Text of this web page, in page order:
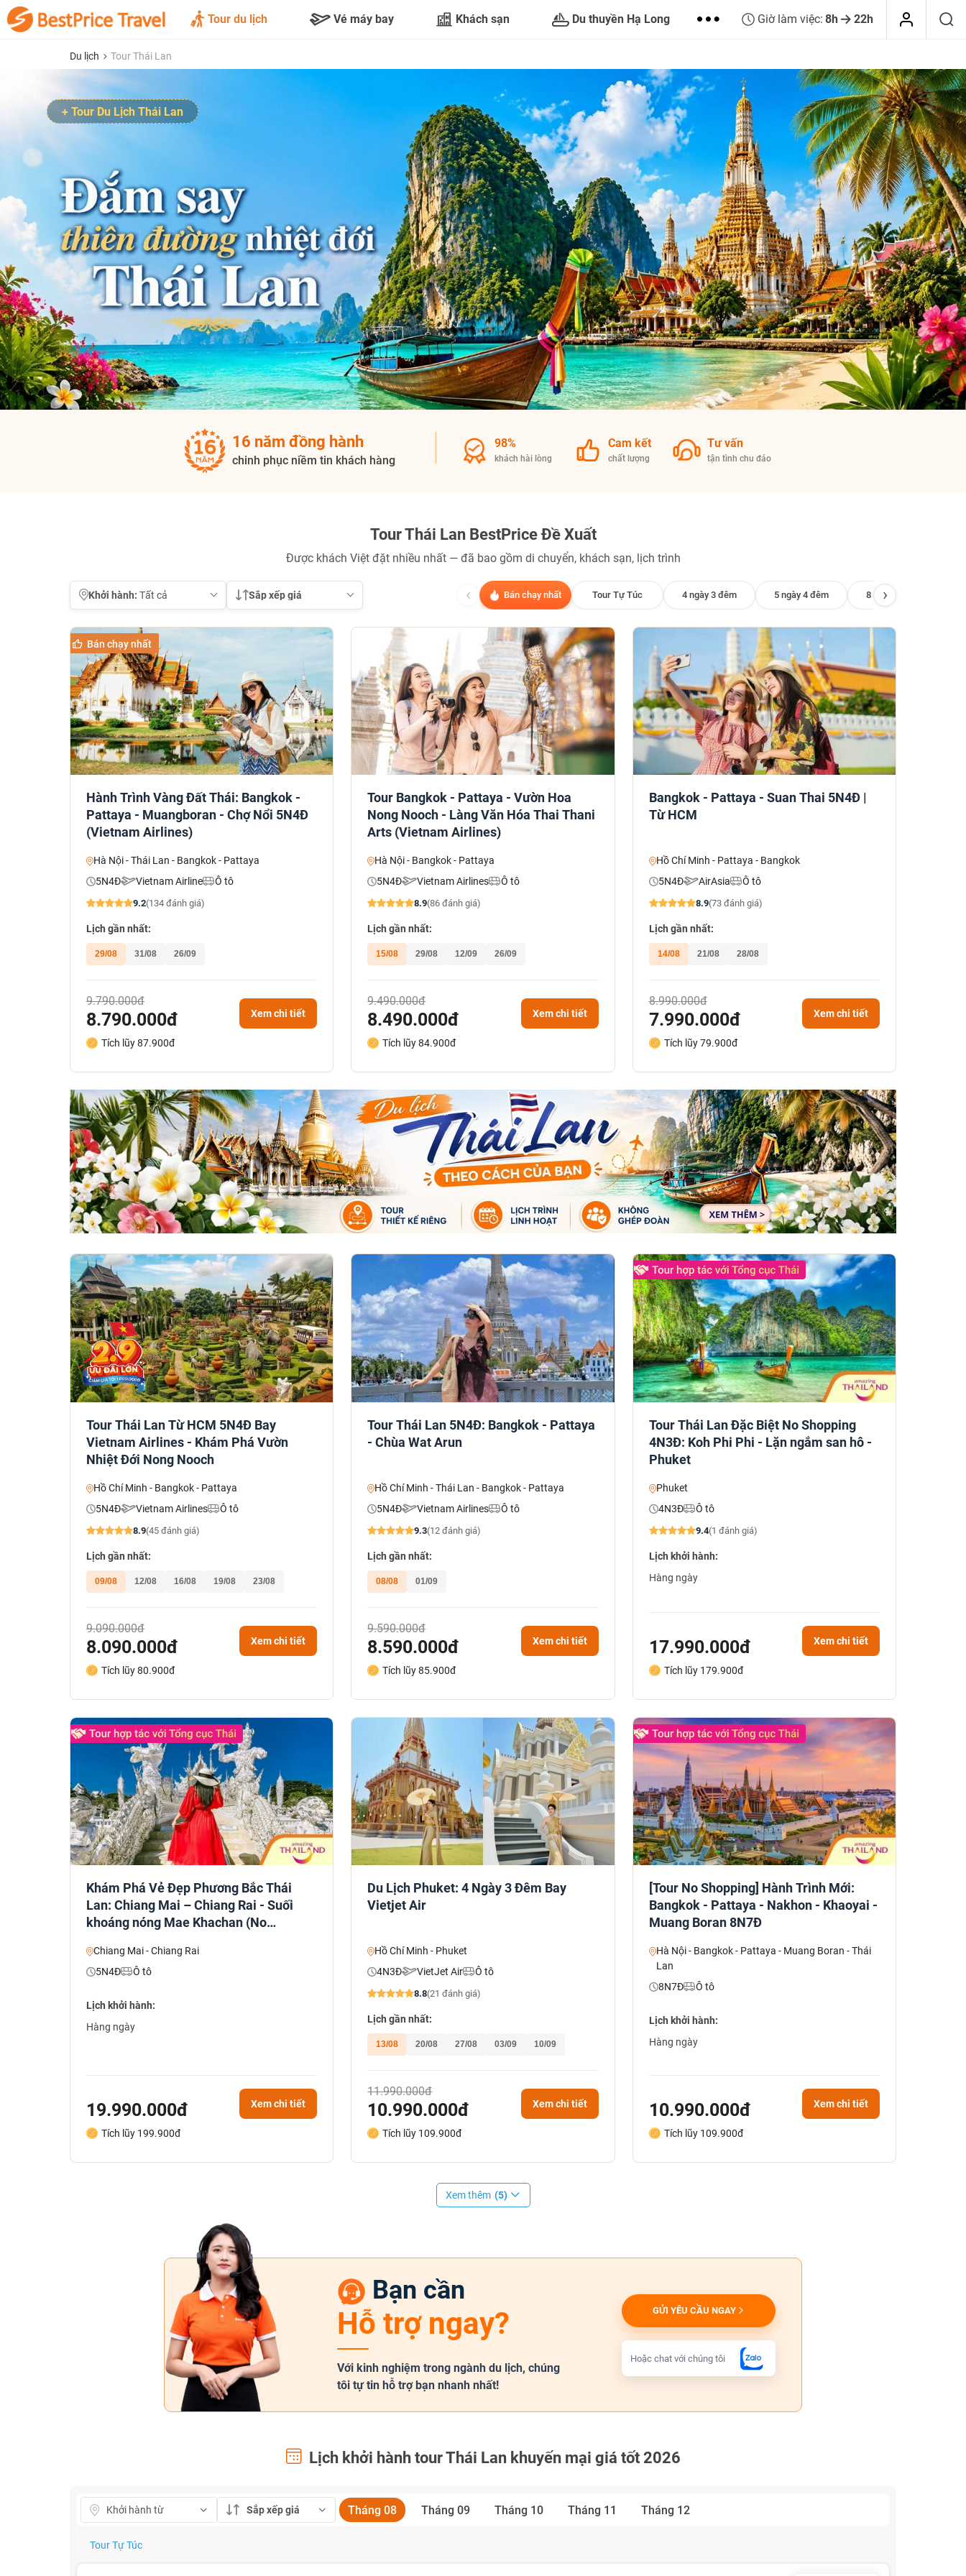
Tour du lịch Vé máy bay Khách sạn Du thuyền Hạ Long Giờ làm việc: 8h 22h
Du lịch Tour Thái Lan
+ Tour Du Lịch Thái Lan
16 năm đồng hành
chinh phục niềm tin khách hàng
98%
khách hài lòng
Cam kết
chất lượng
Tư vấn
tận tình chu đáo
Tour Thái Lan BestPrice Đề Xuất
Được khách Việt đặt nhiều nhất — đã bao gồm di chuyển, khách sạn, lịch trình
Khởi hành: Sắp xếp giá ‹ Bán chạy nhất Tour Tự Túc 4 ngày 3 đêm 5 ngày 4 đêm 8 ngày 7 đêm
›
Bán chạy nhất
Hành Trình Vàng Đất Thái: Bangkok -
Pattaya - Muangboran - Chợ Nổi 5N4Đ
(Vietnam Airlines)
Hà Nội - Thái Lan - Bangkok - Pattaya
5N4Đ
Vietnam Airline Ô tô
9.2(134 đánh giá)
Lịch gần nhất:
29/08 31/08 26/09
9.790.000đ
8.790.000đ Xem chi tiết
Tích lũy 87.900đ
Tour Bangkok - Pattaya - Vườn Hoa
Nong Nooch - Làng Văn Hóa Thai Thani
Arts (Vietnam Airlines)
Hà Nội - Bangkok - Pattaya
5N4Đ
Vietnam Airlines Ô tô
8.9(86 đánh giá)
Lịch gần nhất:
15/08 29/08 12/09 26/09
9.490.000đ
8.490.000đ Xem chi tiết
Tích lũy 84.900đ
Bangkok - Pattaya - Suan Thai 5N4Đ |
Từ HCM
Hồ Chí Minh - Pattaya - Bangkok
5N4Đ
AirAsia Ô tô
8.9(73 đánh giá)
Lịch gần nhất:
14/08 21/08 28/08
8.990.000đ
7.990.000đ Xem chi tiết
Tích lũy 79.900đ
Tour Thái Lan Từ HCM 5N4Đ Bay
Vietnam Airlines - Khám Phá Vườn
Nhiệt Đới Nong Nooch
Hồ Chí Minh - Bangkok - Pattaya
5N4Đ
Vietnam Airlines Ô tô
8.9(45 đánh giá)
Lịch gần nhất:
09/08 12/08 16/08 19/08 23/08
9.090.000đ
8.090.000đ Xem chi tiết
Tích lũy 80.900đ
Tour Thái Lan 5N4Đ: Bangkok - Pattaya
- Chùa Wat Arun
Hồ Chí Minh - Thái Lan - Bangkok - Pattaya
5N4Đ
Vietnam Airlines Ô tô
9.3(12 đánh giá)
Lịch gần nhất:
08/08 01/09
9.590.000đ
8.590.000đ Xem chi tiết
Tích lũy 85.900đ
Tour Thái Lan Đặc Biệt No Shopping
4N3Đ: Koh Phi Phi - Lặn ngắm san hô -
Phuket
Phuket
4N3Đ
Ô tô
9.4(1 đánh giá)
Lịch khởi hành:
Hàng ngày
17.990.000đ Xem chi tiết
Tích lũy 179.900đ
Khám Phá Vẻ Đẹp Phương Bắc Thái
Lan: Chiang Mai – Chiang Rai - Suối
khoáng nóng Mae Khachan (No
Chiang Mai - Chiang Rai
5N4Đ
Ô tô
Lịch khởi hành:
Hàng ngày
19.990.000đ Xem chi tiết
Tích lũy 199.900đ
Du Lịch Phuket: 4 Ngày 3 Đêm Bay
Vietjet Air
Hồ Chí Minh - Phuket
4N3Đ
VietJet Air Ô tô
8.8(21 đánh giá)
Lịch gần nhất:
13/08 20/08 27/08 03/09 10/09
11.990.000đ
10.990.000đ Xem chi tiết
Tích lũy 109.900đ
[Tour No Shopping] Hành Trình Mới:
Bangkok - Pattaya - Nakhon - Khaoyai -
Muang Boran 8N7Đ
Hà Nội - Bangkok - Pattaya - Muang Boran - Thái
Lan
8N7Đ
Ô tô
Lịch khởi hành:
Hàng ngày
10.990.000đ Xem chi tiết
Tích lũy 109.900đ
Xem thêm (5)
Bạn cần
Hỗ trợ ngay?
Với kinh nghiệm trong ngành du lịch, chúng
tôi tự tin hỗ trợ bạn nhanh nhất!
GỬI YÊU CẦU NGAY
Hoặc chat với chúng tôi
Lịch khởi hành tour Thái Lan khuyến mại giá tốt 2026
Sắp xếp giá Tháng 08 Tháng 09 Tháng 10 Tháng 11 Tháng 12
Tour Tự Túc
TƯ VẤN NGAY
TƯ VẤN NGAY
Gửi yêu cầu
Nhận ưu đãi ngay!